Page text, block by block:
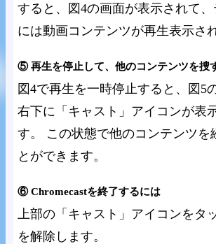
すると、図4の画面が表示されて
には動画コンテンツが再生表示さ
⑤ 再生を停止して、他のコンテンツを捜
図4で再生を一時停止すると、図5
右下に「キャスト」アイコンが表
す。 この状態で他のコンテンツを
とができます。
⑥ Chromecastを終了するには
上部の「キャスト」アイコンをタ
を解除します。